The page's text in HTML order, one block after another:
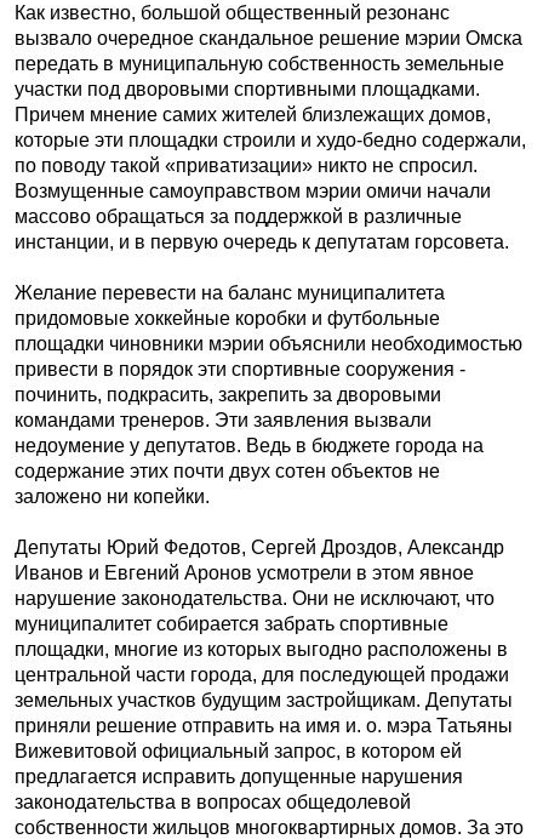
Как известно, большой общественный резонанс
вызвало очередное скандальное решение мэрии Омска
передать в муниципальную собственность земельные
участки под дворовыми спортивными площадками.
Причем мнение самих жителей близлежащих домов,
которые эти площадки строили и худо-бедно содержали,
по поводу такой «приватизации» никто не спросил.
Возмущенные самоуправством мэрии омичи начали
массово обращаться за поддержкой в различные
инстанции, и в первую очередь к депутатам горсовета.
Желание перевести на баланс муниципалитета
придомовые хоккейные коробки и футбольные
площадки чиновники мэрии объяснили необходимостью
привести в порядок эти спортивные сооружения -
починить, подкрасить, закрепить за дворовыми
командами тренеров. Эти заявления вызвали
недоумение у депутатов. Ведь в бюджете города на
содержание этих почти двух сотен объектов не
заложено ни копейки.
Депутаты Юрий Федотов, Сергей Дроздов, Александр
Иванов и Евгений Аронов усмотрели в этом явное
нарушение законодательства. Они не исключают, что
муниципалитет собирается забрать спортивные
площадки, многие из которых выгодно расположены в
центральной части города, для последующей продажи
земельных участков будущим застройщикам. Депутаты
приняли решение отправить на имя и. о. мэра Татьяны
Вижевитовой официальный запрос, в котором ей
предлагается исправить допущенные нарушения
законодательства в вопросах общедолевой
собственности жильцов многоквартирных домов. За это